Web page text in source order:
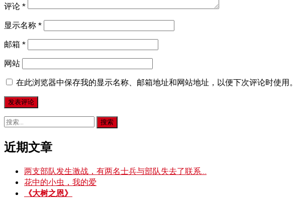
评论 *
显示名称 *
邮箱 *
网站
在此浏览器中保存我的显示名称、邮箱地址和网站地址，以便下次评论时使用。
搜
近期文章
两支部队发生激战，有两名士兵与部队失去了联系…
花中的小虫，我的爱
《大树之恩》